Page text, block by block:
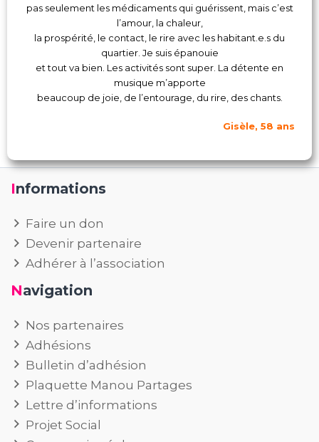
pas seulement les médicaments qui guérissent, mais c’est
l’amour, la chaleur,
la prospérité, le contact, le rire avec les habitant.e.s du
quartier. Je suis épanouie
et tout va bien. Les activités sont super. La détente en
musique m’apporte
beaucoup de joie, de l’entourage, du rire, des chants.
Gisèle, 58 ans
Informations
Faire un don
Devenir partenaire
Adhérer à l’association
Navigation
Nos partenaires
Adhésions
Bulletin d’adhésion
Plaquette Manou Partages
Lettre d’informations
Projet Social